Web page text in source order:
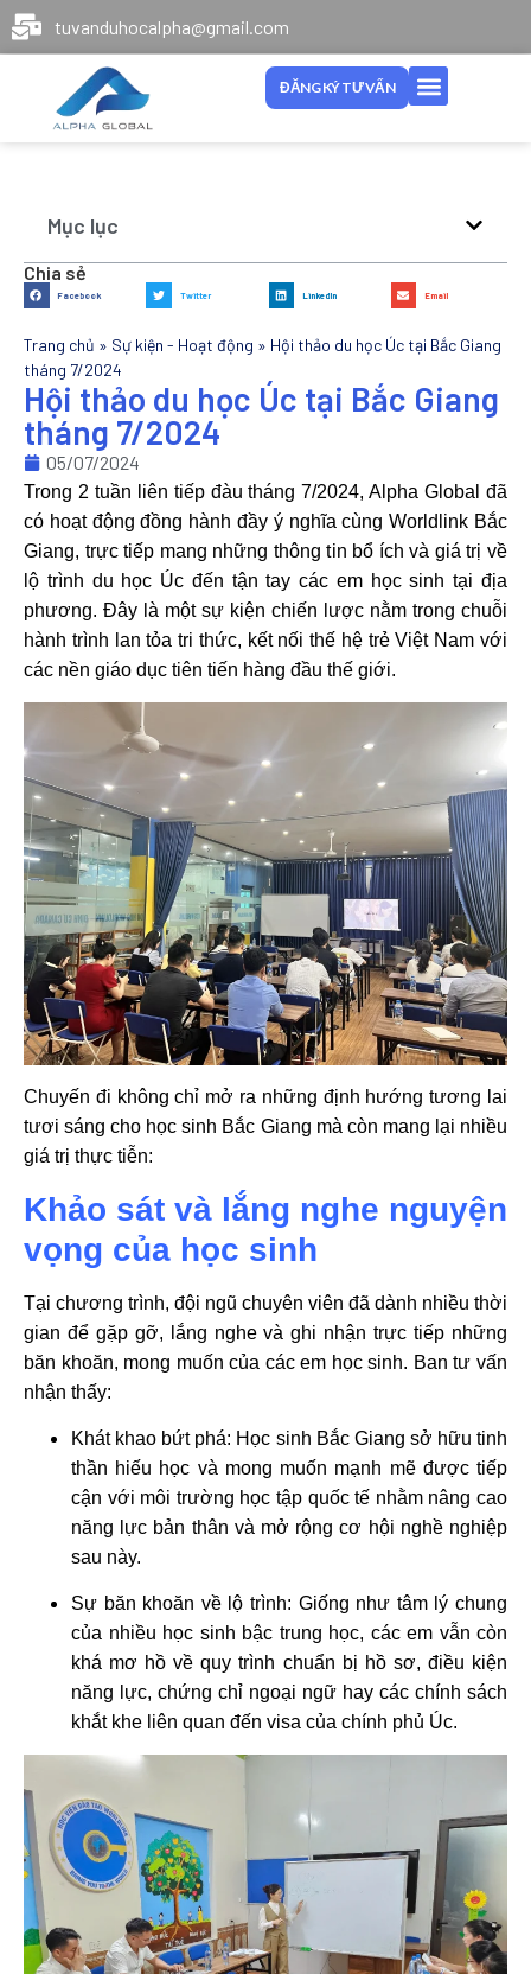
tuvanduhocalpha@gmail.com
ĐĂNG KÝ TƯ VẤN
Mục lục
Chia sẻ
Facebook Twitter LinkedIn Email
Trang chủ » Sự kiện - Hoạt động » Hội thảo du học Úc tại Bắc Giang
tháng 7/2024
Hội thảo du học Úc tại Bắc Giang
tháng 7/2024
05/07/2024
Trong 2 tuần liên tiếp đàu tháng 7/2024, Alpha Global đã
có hoạt động đồng hành đầy ý nghĩa cùng Worldlink Bắc
Giang, trực tiếp mang những thông tin bổ ích và giá trị về
lộ trình du học Úc đến tận tay các em học sinh tại địa
phương. Đây là một sự kiện chiến lược nằm trong chuỗi
hành trình lan tỏa tri thức, kết nối thế hệ trẻ Việt Nam với
các nền giáo dục tiên tiến hàng đầu thế giới.
Chuyến đi không chỉ mở ra những định hướng tương lai
tươi sáng cho học sinh Bắc Giang mà còn mang lại nhiều
giá trị thực tiễn:
Khảo sát và lắng nghe nguyện
vọng của học sinh
Tại chương trình, đội ngũ chuyên viên đã dành nhiều thời
gian để gặp gỡ, lắng nghe và ghi nhận trực tiếp những
băn khoăn, mong muốn của các em học sinh. Ban tư vấn
nhận thấy:
Khát khao bứt phá: Học sinh Bắc Giang sở hữu tinh
thần hiếu học và mong muốn mạnh mẽ được tiếp
cận với môi trường học tập quốc tế nhằm nâng cao
năng lực bản thân và mở rộng cơ hội nghề nghiệp
sau này.
Sự băn khoăn về lộ trình: Giống như tâm lý chung
của nhiều học sinh bậc trung học, các em vẫn còn
khá mơ hồ về quy trình chuẩn bị hồ sơ, điều kiện
năng lực, chứng chỉ ngoại ngữ hay các chính sách
khắt khe liên quan đến visa của chính phủ Úc.